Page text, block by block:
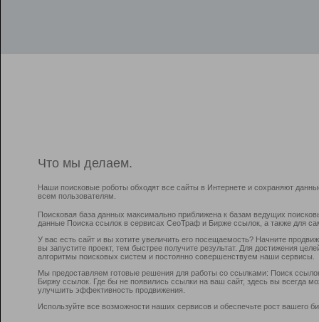
Что мы делаем.
Наши поисковые роботы обходят все сайты в Интернете и сохраняют
всем пользователям.
Поисковая база данных максимально приближена к базам ведущих
данные Поиска ссылок в сервисах СеоТраф и Бирже ссылок, а также для
У вас есть сайт и вы хотите увеличить его посещаемость? Начните
вы запустите проект, тем быстрее получите результат. Для достижения
алгоритмы поисковых систем и постоянно совершенствуем наши сервисы.
Мы предоставляем готовые решения для работы со ссылками: Поиск
Биржу ссылок. Где бы не появились ссылки на ваш сайт, здесь вы всегда
улучшить эффективность продвижения.
Используйте все возможности наших сервисов и обеспечьте рост вашего